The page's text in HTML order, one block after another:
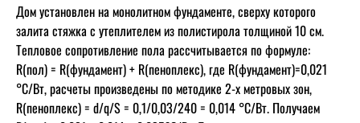
Дом установлен на монолитном фундаменте, сверху которого
залита стяжка с утеплителем из полистирола толщиной 10 см.
Тепловое сопротивление пола рассчитывается по формуле:
R(пол) = R(фундамент) + R(пеноплекс), где R(фундамент)=0,021
°С/Вт, расчеты произведены по методике 2-х метровых зон,
R(пеноплекс) = d/q/S = 0,1/0,03/240 = 0,014 °С/Вт. Получаем